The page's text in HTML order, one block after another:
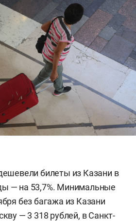
билеты из Казани в
— на 53,7%. Минимальные
без багажа из Казани
— 3 318 рублей, в Санкт-